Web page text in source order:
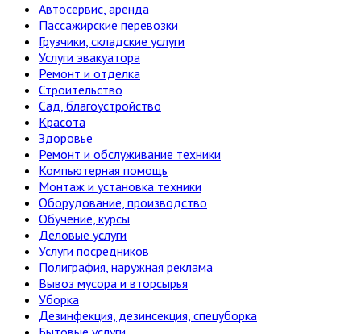
Автосервис, аренда
Пассажирские перевозки
Грузчики, складские услуги
Услуги эвакуатора
Ремонт и отделка
Строительство
Сад, благоустройство
Красота
Здоровье
Ремонт и обслуживание техники
Компьютерная помощь
Монтаж и установка техники
Оборудование, производство
Обучение, курсы
Деловые услуги
Услуги посредников
Полиграфия, наружная реклама
Вывоз мусора и вторсырья
Уборка
Дезинфекция, дезинсекция, спецуборка